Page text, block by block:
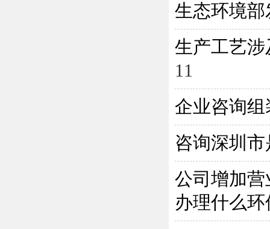
生态环境
生产工艺
11
企业咨询
咨询深圳
公司增加
办理什么